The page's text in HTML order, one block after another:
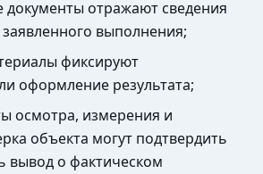
документы отражают сведения
заявленного выполнения;
фиксируют
оформление результата;
осмотра, измерения и
объекта могут подтвердить
вывод о фактическом